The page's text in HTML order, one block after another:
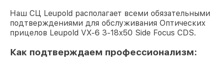
Наш СЦ Leupold располагает всеми обязательными
подтверждениями для обслуживания Оптических
прицелов Leupold VX-6 3-18x50 Side Focus CDS.
Как подтверждаем профессионализм: